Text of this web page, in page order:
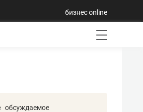
бизнес online
обсуждаемое